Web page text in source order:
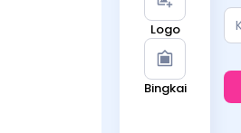
Logo
Bingkai